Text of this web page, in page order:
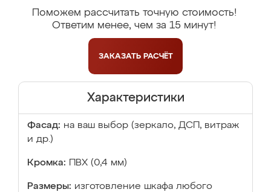
Поможем рассчитать точную стоимость!
Ответим менее, чем за 15 минут!
ЗАКАЗАТЬ РАСЧЁТ
Характеристики
Фасад: на ваш выбор (зеркало, ДСП, витраж
и др.)
Кромка: ПВХ (0,4 мм)
Размеры: изготовление шкафа любого